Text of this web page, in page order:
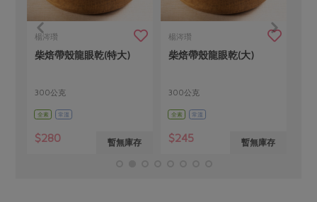
楊涔瓚
柴焙帶殼龍眼乾(特大)
300公克
全素 常溫
$280 暫無庫存
楊涔瓚
柴焙帶殼龍眼乾(大)
300公克
全素 常溫
$245 暫無庫存